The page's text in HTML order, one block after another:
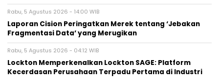
Rabu, 5 Agustus 2026 - 14:00 WIB
Laporan Cision Peringatkan Merek tentang ‘Jebakan
Fragmentasi Data’ yang Merugikan
Rabu, 5 Agustus 2026 - 04:12 WIB
Lockton Memperkenalkan Lockton SAGE: Platform
Kecerdasan Perusahaan Terpadu Pertama di Industri